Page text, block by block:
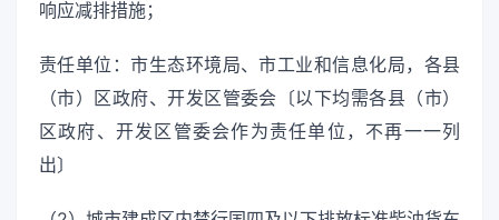
响应减排措施；
责任单位：市生态环境局、市工业和信息化局，各县
（市）区政府、开发区管委会〔以下均需各县（市）
区政府、开发区管委会作为责任单位，不再一一列
出〕